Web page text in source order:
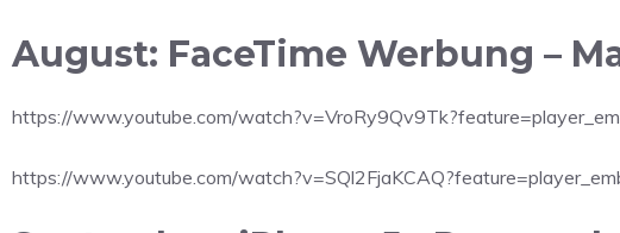
August: FaceTime Werbung –
https://www.youtube.com/
https://www.youtube.com/